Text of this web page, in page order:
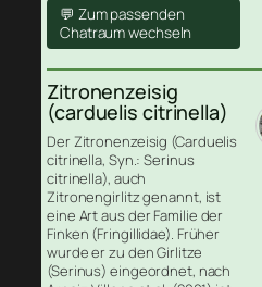
💬 Zum passenden
Chatraum wechseln
Zitronenzeisig
(carduelis citrinella)
Der Zitronenzeisig (Carduelis
citrinella, Syn.: Serinus
citrinella), auch
Zitronengirlitz genannt, ist
eine Art aus der Familie der
Finken (Fringillidae). Früher
wurde er zu den Girlitze
(Serinus) eingeordnet, nach